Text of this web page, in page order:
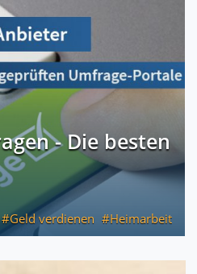
- Die besten
Geld verdienen Heimarbeit